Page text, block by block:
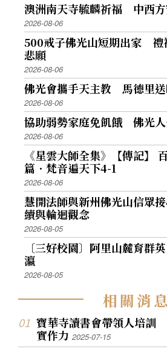
澳洲南天寺毓麟祈福 中西
2026-08-06
500戒子佛光山短期出家 禮
悲願
2026-08-06
佛光會攜手天主教 馬德里
2026-08-06
協助弱勢家庭免飢餓 佛光
2026-08-06
《星雲大師全集》【傳記
篇．梵音遍天下4-1
2026-08-06
慧開法師與新州佛光山信眾
續與輪迴觀念
2026-08-05
〔三好校園〕阿里山麓育
瀛
2026-08-05
相關消息
寶華寺讀書會帶領人培訓
實作力2025-07-15